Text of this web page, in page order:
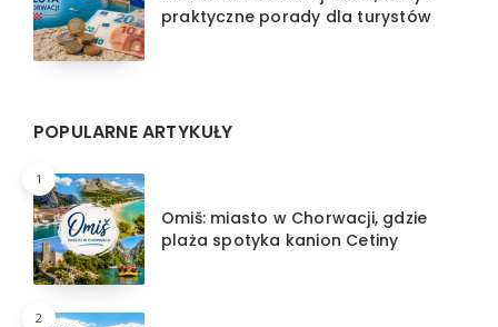
praktyczne porady dla turystów
POPULARNE ARTYKUŁY
1
Omiš: miasto w Chorwacji, gdzie
plaża spotyka kanion Cetiny
2